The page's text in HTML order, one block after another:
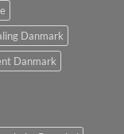
Danmark
Danmark